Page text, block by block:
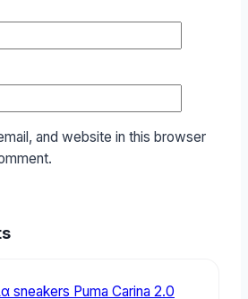
and website in this browser